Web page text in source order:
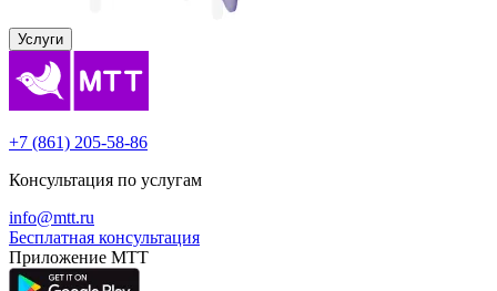
Услуги
+7 (861) 205-58-86
Консультация по услугам
info@mtt.ru
Бесплатная консультация
Приложение МТТ